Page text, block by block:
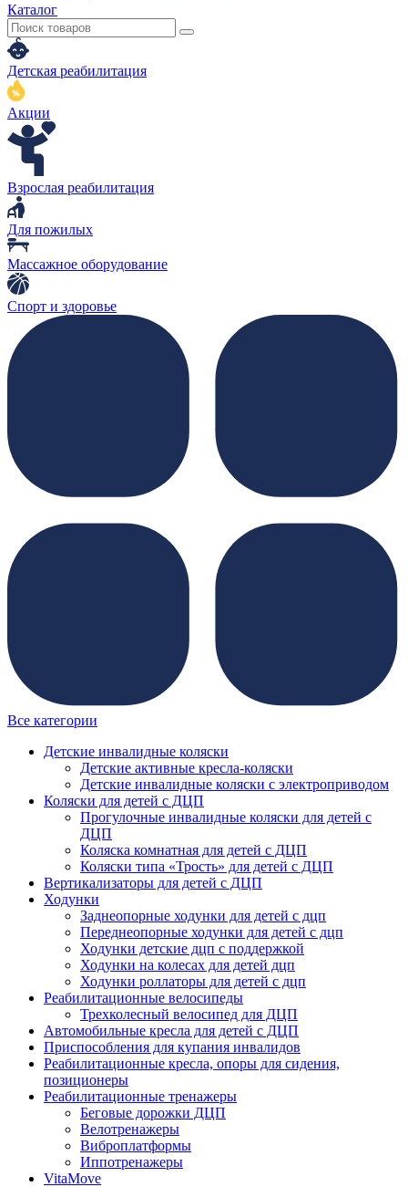
Каталог
Детская реабилитация
Акции
Взрослая реабилитация
Для пожилых
Массажное оборудование
Спорт и здоровье
Все категории
Детские инвалидные коляски
Детские активные кресла-коляски
Детские инвалидные коляски с электроприводом
Коляски для детей с ДЦП
Прогулочные инвалидные коляски для детей с
ДЦП
Коляска комнатная для детей с ДЦП
Коляски типа «Трость» для детей с ДЦП
Вертикализаторы для детей с ДЦП
Ходунки
Заднеопорные ходунки для детей с дцп
Переднеопорные ходунки для детей с дцп
Ходунки детские дцп с поддержкой
Ходунки на колесах для детей дцп
Ходунки роллаторы для детей с дцп
Реабилитационные велосипеды
Трехколесный велосипед для ДЦП
Автомобильные кресла для детей с ДЦП
Приспособления для купания инвалидов
Реабилитационные кресла, опоры для сидения,
позиционеры
Реабилитационные тренажеры
Беговые дорожки ДЦП
Велотренажеры
Виброплатформы
Иппотренажеры
VitaMove